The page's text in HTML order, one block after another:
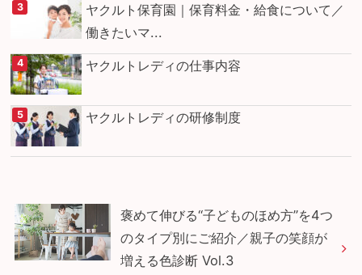
ヤクルト保育園｜保育料金・給食について／
働きたいマ...
ヤクルトレディの仕事内容
ヤクルトレディの研修制度
褒めて伸びる“子どものほめ方”を4つ
のタイプ別にご紹介／親子の笑顔が
増える色診断 Vol.3